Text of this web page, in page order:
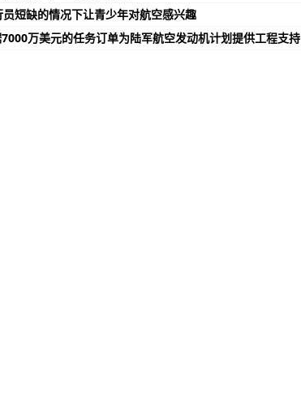
短缺的情况下让青少年对航空感兴趣
万美元的任务订单为陆军航空发动机计划提供工程支持